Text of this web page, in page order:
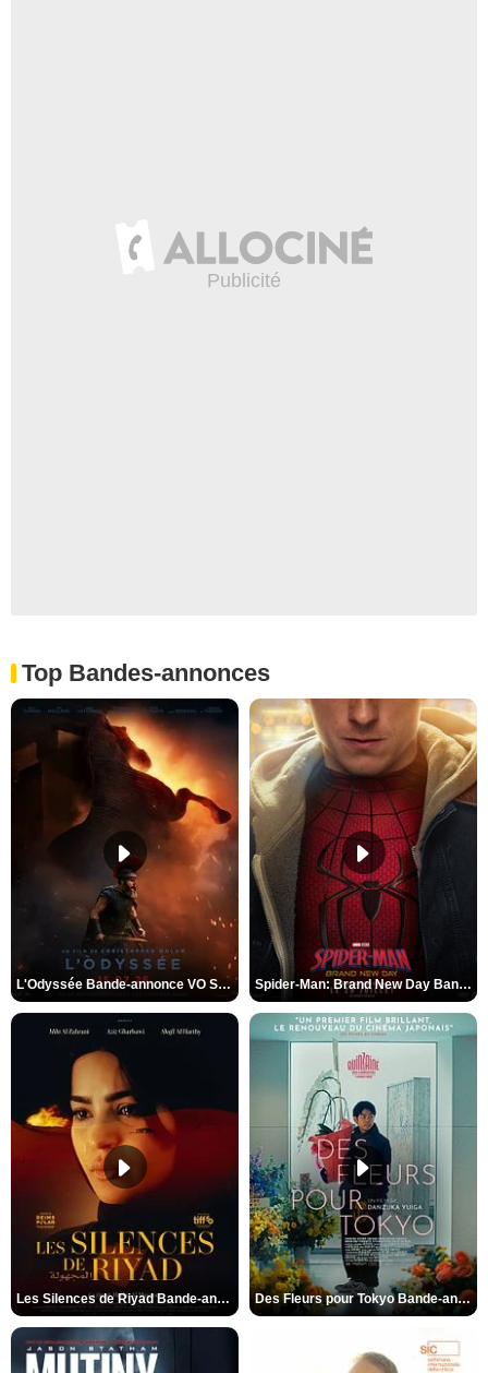
Top Bandes-annonces
L'Odyssée Bande-annonce VO STFR Spider-Man: Brand New Day Bande-annonce VO STFR
Les Silences de Riyad Bande-annonce VO STFR Des Fleurs pour Tokyo Bande-annonce VO STFR